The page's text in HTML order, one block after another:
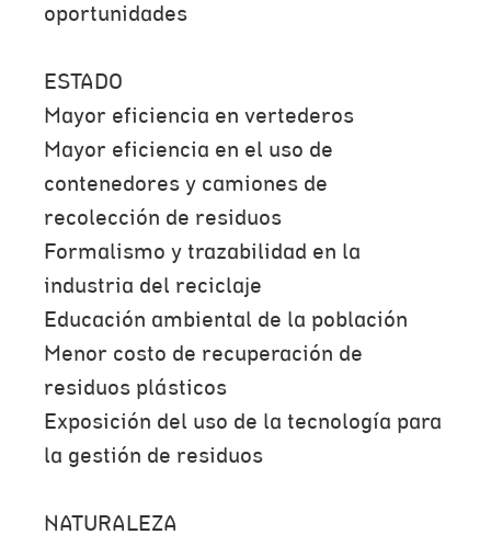
oportunidades
ESTADO
Mayor eficiencia en vertederos
Mayor eficiencia en el uso de
contenedores y camiones de
recolección de residuos
Formalismo y trazabilidad en la
industria del reciclaje
Educación ambiental de la población
Menor costo de recuperación de
residuos plásticos
Exposición del uso de la tecnología para
la gestión de residuos
NATURALEZA